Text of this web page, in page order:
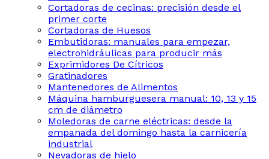
Cortadoras de cecinas: precisión desde el
primer corte
Cortadoras de Huesos
Embutidoras: manuales para empezar,
electrohidráulicas para producir más
Exprimidores De Cítricos
Gratinadores
Mantenedores de Alimentos
Máquina hamburguesera manual: 10, 13 y 15
cm de diámetro
Moledoras de carne eléctricas: desde la
empanada del domingo hasta la carnicería
industrial
Nevadoras de hielo